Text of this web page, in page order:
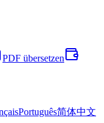
PDF übersetzen
Português简体中文